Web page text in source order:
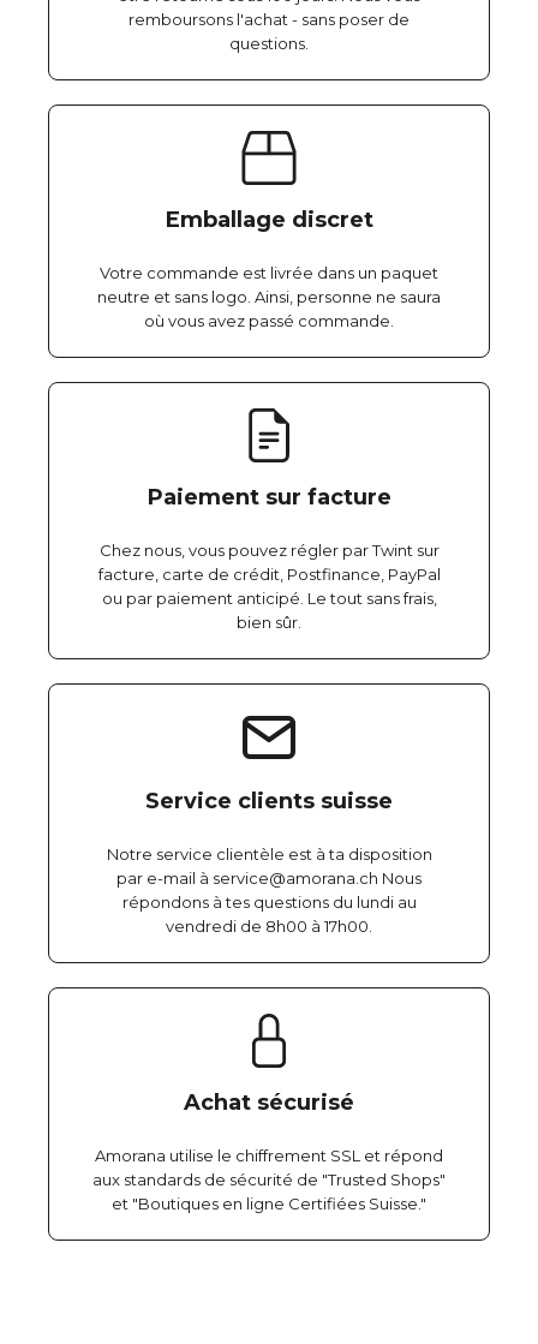
remboursons l'achat - sans poser de
questions.
Emballage discret
Votre commande est livrée dans un paquet
neutre et sans logo. Ainsi, personne ne saura
où vous avez passé commande.
Paiement sur facture
Chez nous, vous pouvez régler par Twint sur
facture, carte de crédit, Postfinance, PayPal
ou par paiement anticipé. Le tout sans frais,
bien sûr.
Service clients suisse
Notre service clientèle est à ta disposition
par e-mail à service@amorana.ch Nous
répondons à tes questions du lundi au
vendredi de 8h00 à 17h00.
Achat sécurisé
Amorana utilise le chiffrement SSL et répond
aux standards de sécurité de "Trusted Shops"
et "Boutiques en ligne Certifiées Suisse."